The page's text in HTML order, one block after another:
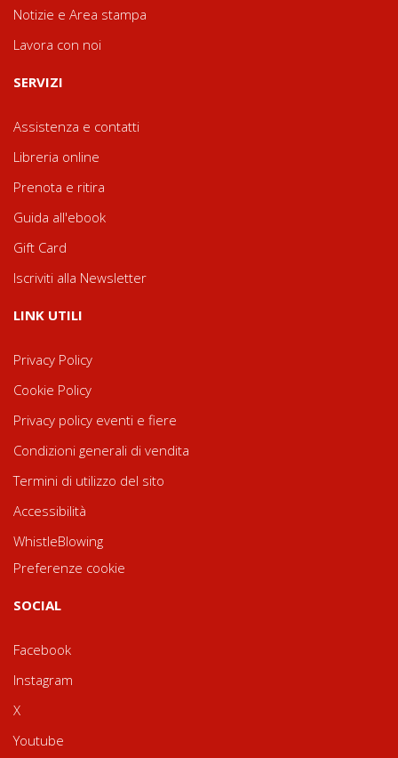
Notizie e Area stampa
Lavora con noi
SERVIZI
Assistenza e contatti
Libreria online
Prenota e ritira
Guida all'ebook
Gift Card
Iscriviti alla Newsletter
LINK UTILI
Privacy Policy
Cookie Policy
Privacy policy eventi e fiere
Condizioni generali di vendita
Termini di utilizzo del sito
Accessibilità
WhistleBlowing
Preferenze cookie
SOCIAL
Facebook
Instagram
X
Youtube